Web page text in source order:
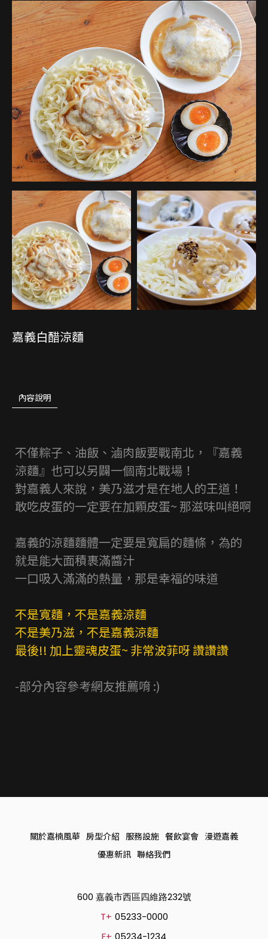
嘉義白醋涼麵
內容說明
不僅粽子、油飯、滷肉飯要戰南北，『嘉義
涼麵』也可以另闢一個南北戰場！
對嘉義人來說，美乃滋才是在地人的王道！
敢吃皮蛋的一定要在加顆皮蛋~ 那滋味叫絕啊
嘉義的涼麵麵體一定要是寬扁的麵條，為的
就是能大面積裹滿醬汁
一口吸入滿滿的熱量，那是幸福的味道
不是寬麵，不是嘉義涼麵
不是美乃滋，不是嘉義涼麵
最後!! 加上靈魂皮蛋~ 非常波菲呀 讚讚讚
-部分內容參考網友推薦唷 :)
關於嘉楠風華 房型介紹 服務設施 餐飲宴會 漫遊嘉義
優惠新訊 聯絡我們
600 嘉義市西區四維路232號
T+ 05233-0000
F+ 05234-1234